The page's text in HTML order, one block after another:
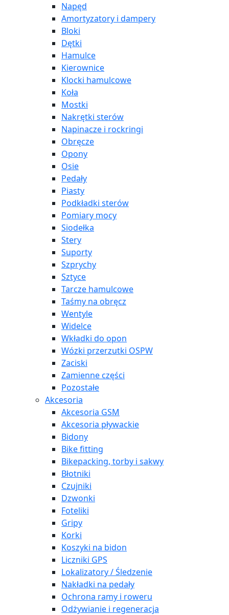
Napęd
Amortyzatory i dampery
Bloki
Dętki
Hamulce
Kierownice
Klocki hamulcowe
Koła
Mostki
Nakrętki sterów
Napinacze i rockringi
Obręcze
Opony
Osie
Pedały
Piasty
Podkładki sterów
Pomiary mocy
Siodełka
Stery
Suporty
Szprychy
Sztyce
Tarcze hamulcowe
Taśmy na obręcz
Wentyle
Widelce
Wkładki do opon
Wózki przerzutki OSPW
Zaciski
Zamienne części
Pozostałe
Akcesoria
Akcesoria GSM
Akcesoria pływackie
Bidony
Bike fitting
Bikepacking, torby i sakwy
Błotniki
Czujniki
Dzwonki
Foteliki
Gripy
Korki
Koszyki na bidon
Liczniki GPS
Lokalizatory / Śledzenie
Nakładki na pedały
Ochrona ramy i roweru
Odżywianie i regeneracja